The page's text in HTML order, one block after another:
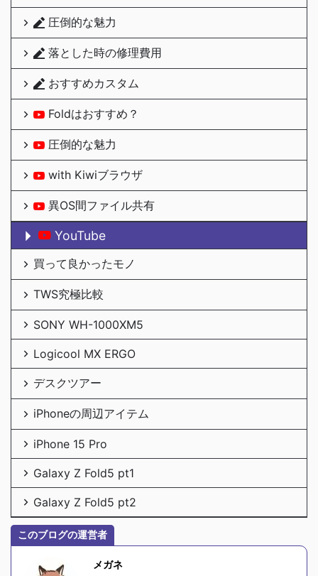
圧倒的な魅力
落とした時の修理費用
おすすめカスタム
Foldはおすすめ？
圧倒的な魅力
with Kiwiブラウザ
異OS間ファイル共有
YouTube
買って良かったモノ
TWS究極比較
SONY WH-1000XM5
Logicool MX ERGO
デスクツアー
iPhoneの周辺アイテム
iPhone 15 Pro
Galaxy Z Fold5 pt1
Galaxy Z Fold5 pt2
このブログの運営者
メガネ